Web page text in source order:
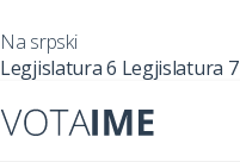
Na srpski
Legjislatura 6 Legjislatura 7